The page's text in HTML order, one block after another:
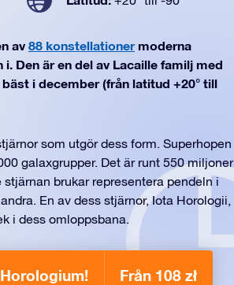
av 88 konstellationermoderna
Den är en del av Lacaille familj med
i december (från latitud +20° till
som utgör dess form. Superhopen
galaxgrupper. Det är runt 550 miljoner
brukar representera pendeln i
En av dess stjärnor, Iota Horologii,
i dess omloppsbana.
Från 108 zł